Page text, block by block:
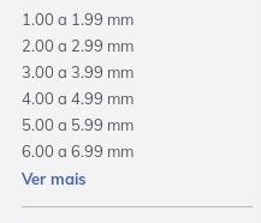
1.00 a 1.99 mm
2.00 a 2.99 mm
3.00 a 3.99 mm
4.00 a 4.99 mm
5.00 a 5.99 mm
6.00 a 6.99 mm
7.00 a 7.99 mm
40.00 a 49.99 mm
Ver mais